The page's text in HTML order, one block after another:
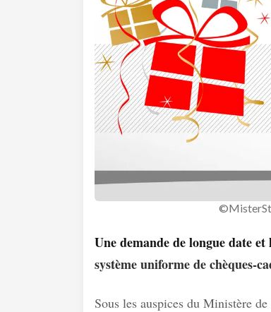
Une demande de longue date
système uniforme de chèques-
Sous les auspices du Ministère